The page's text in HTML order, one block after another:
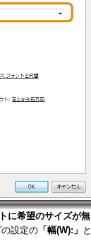
に希望のサイズが
設定の 「幅(W):」 と